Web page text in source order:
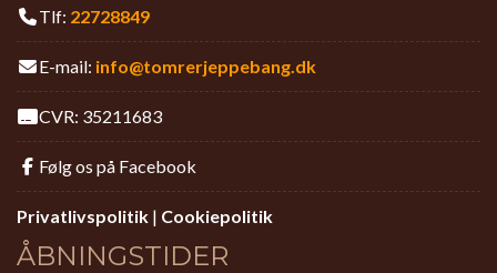
Tlf: 22728849
E-mail: info@tomrerjeppebang.dk
CVR: 35211683
Følg os på Facebook
Privatlivspolitik | Cookiepolitik
ÅBNINGSTIDER